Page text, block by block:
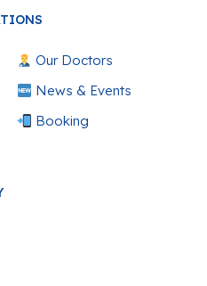
Our Doctors
News & Events
Booking